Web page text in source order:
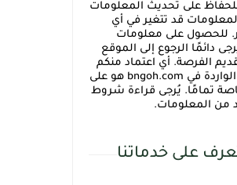
على تحديث المعلومات
قد تتغير في أي
للحصول على معلومات
دائمًا الرجوع إلى الموقع
الفرصة. أي اعتماد منكم
على المعلومات الواردة في bngoh.com هو على
تمامًا. يُرجى قراءة شروط
من المعلومات.
على خدماتنا